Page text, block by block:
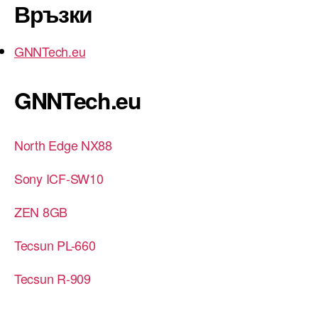
Връзки
GNNTech.eu
GNNTech.eu
North Edge NX88
Sony ICF-SW10
ZEN 8GB
Tecsun PL-660
Tecsun R-909